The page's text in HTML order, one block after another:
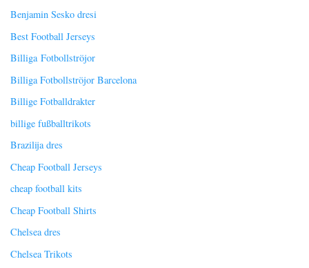
Benjamin Sesko dresi
Best Football Jerseys
Billiga Fotbollströjor
Billiga Fotbollströjor Barcelona
Billige Fotballdrakter
billige fußballtrikots
Brazilija dres
Cheap Football Jerseys
cheap football kits
Cheap Football Shirts
Chelsea dres
Chelsea Trikots